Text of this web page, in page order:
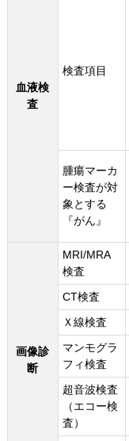
血液検
査
検査項目
腫瘍マーカ
ー検査が対
象とする
『がん』
画像診
断
MRI/MRA
検査
CT検査
Ｘ線検査
マンモグラ
フィ検査
超音波検査
（エコー検
査）